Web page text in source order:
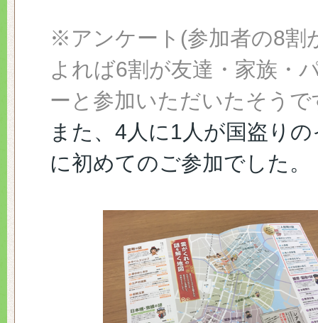
※アンケート(参加者の8割
よれば6割が友達・家族・
ーと参加いただいたそうで
また、4人に1人が国盗り
に初めてのご参加でした。